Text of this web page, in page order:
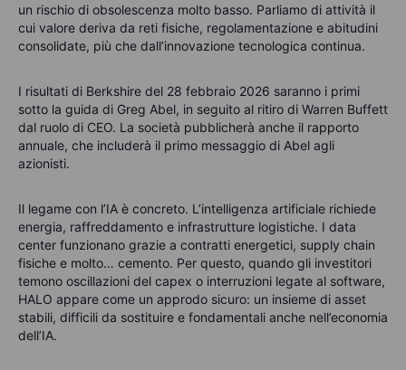
un rischio di obsolescenza molto basso. Parliamo di attività il
cui valore deriva da reti fisiche, regolamentazione e abitudini
consolidate, più che dall’innovazione tecnologica continua.
I risultati di Berkshire del 28 febbraio 2026 saranno i primi
sotto la guida di Greg Abel, in seguito al ritiro di Warren Buffett
dal ruolo di CEO. La società pubblicherà anche il rapporto
annuale, che includerà il primo messaggio di Abel agli
azionisti.
Il legame con l’IA è concreto. L’intelligenza artificiale richiede
energia, raffreddamento e infrastrutture logistiche. I data
center funzionano grazie a contratti energetici, supply chain
fisiche e molto… cemento. Per questo, quando gli investitori
temono oscillazioni del capex o interruzioni legate al software,
HALO appare come un approdo sicuro: un insieme di asset
stabili, difficili da sostituire e fondamentali anche nell’economia
dell’IA.